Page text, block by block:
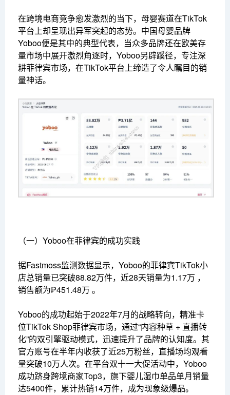
在跨境电商竞争愈发激烈的当下，母婴赛道在TikTok
平台上却呈现出异军突起的态势。中国母婴品牌
Yoboo便是其中的典型代表，当众多品牌还在欧美存
量市场中展开激烈角逐时，Yoboo另辟蹊径，专注深
耕菲律宾市场，在TikTok平台上缔造了令人瞩目的销
量神话。
（一）Yoboo在菲律宾的成功实践
据Fastmoss监测数据显示，Yoboo的菲律宾TikTok小
店总销量已突破88.82万件，近28天销量为1.17万 ，
销售额为₱451.48万 。
Yoboo的成功起始于2022年7月的战略转向，精准卡
位TikTok Shop菲律宾市场，通过“内容种草 + 直播转
化”的双引擎驱动模式，迅速提升了品牌的认知度。其
官方账号在半年内收获了近25万粉丝，直播场均观看
量突破10万人次。在平台双十一大促活动中，Yoboo
成功跻身跨境商家Top3，旗下婴儿湿巾单品单月销量
达5400件，累计热销14万件，成为现象级爆品。